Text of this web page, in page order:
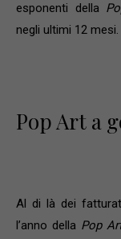
esponenti della
negli ultimi 12 mesi.
Pop Art a
Al di là dei
l’anno della Pop